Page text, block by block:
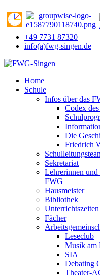
+49 7731 87320
info(a)fwg-singen.de
Home
Schule
Infos über das
Codex
Die
Friedrich
Sekretariat
Lehrerinnen und
FWG
Hausmeister
Bibliothek
Fächer
Leseclub
Musik am
SIA
Debating
Theater-